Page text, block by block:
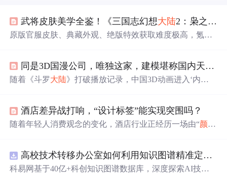
武将皮肤美学全鉴！《三国志幻想大陆2：枭之歌1折版》高
原版官服皮肤、典藏外观、绝版特效获取难度极高，氪金
同是3D国漫公司，唯独这家，建模堪称国内天花板？
随着《斗罗大陆》打破播放记录，中国3D动画进入‘内
写实风格紧随其后，而幻维动画则因《斗破苍穹》表现一
般位列第三。,
酒店差异战打响，“设计标签”能实现突围吗？
随着年轻人消费观念的变化，酒店行业正经历一场由“颜值
集团等品牌通过与大英博物馆、腾讯游戏等合作，推出个
性化、特色化的酒店产品，提升用户体验，以此构建品牌
高校技术转移办公室如何利用知识图谱精准定位产业需求与技术适配点？.docx
科易网基于40亿+科创知识图谱数据库，深度探索AI技术